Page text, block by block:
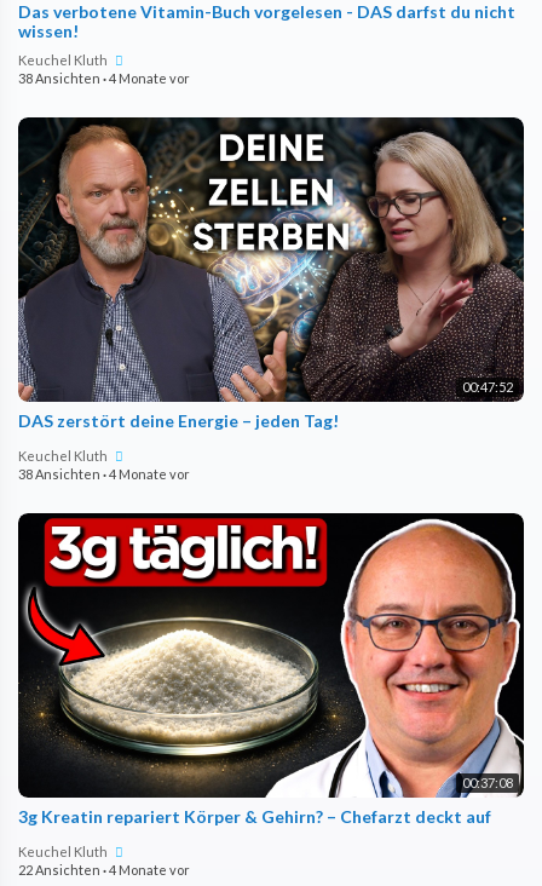
Das verbotene Vitamin-Buch vorgelesen - DAS darfst du nicht
wissen!
Keuchel Kluth
38 Ansichten ·4 Monate vor
00:47:52
DAS zerstört deine Energie – jeden Tag!
Keuchel Kluth
38 Ansichten ·4 Monate vor
00:37:08
3g Kreatin repariert Körper & Gehirn? – Chefarzt deckt auf
Keuchel Kluth
22 Ansichten ·4 Monate vor